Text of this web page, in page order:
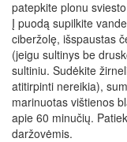
patepkite plonu
Į puodą supilkite
ciberžolę, išspaustas
(jeigu sultinys be
sultiniu. Sudėkite
atitirpinti nereikia),
marinuotas vištienos
apie 60 minučių.
daržovėmis.